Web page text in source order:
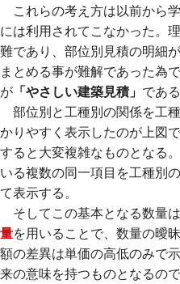
これらの考え方は以前から
には利用されてこなかった。
難であり、部位別見積の明細
まとめる事が難解であった為
が 「やさしい建築見積」 である
部位別と工種別の関係を工
かりやすく表示したのが上図
すると大変複雑なものとなる
いる複数の同一項目を工種別
て表示する。
そしてこの基本となる数量
量を用いることで、数量の曖
額の差異は単価の高低のみで
来の意味を持つものとなるので